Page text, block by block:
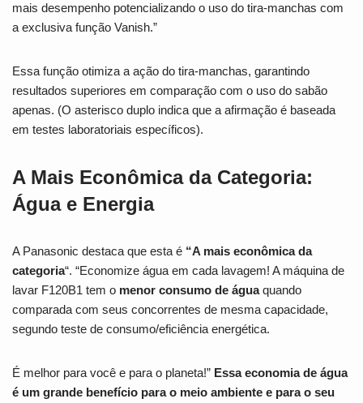
mais desempenho potencializando o uso do tira-manchas com
a exclusiva função Vanish.”
Essa função otimiza a ação do tira-manchas, garantindo
resultados superiores em comparação com o uso do sabão
apenas. (O asterisco duplo indica que a afirmação é baseada
em testes laboratoriais específicos).
A Mais Econômica da Categoria:
Água e Energia
A Panasonic destaca que esta é “A mais econômica da
categoria“. “Economize água em cada lavagem! A máquina de
lavar F120B1 tem o menor consumo de águaquando
comparada com seus concorrentes de mesma capacidade,
segundo teste de consumo/eficiência energética.
É melhor para você e para o planeta!” Essa economia de água
é um grande benefício para o meio ambiente e para o seu